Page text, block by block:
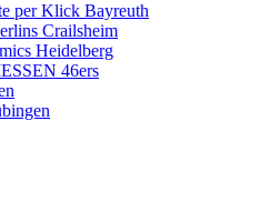
per Klick Bayreuth
Crailsheim
Heidelberg
46ers